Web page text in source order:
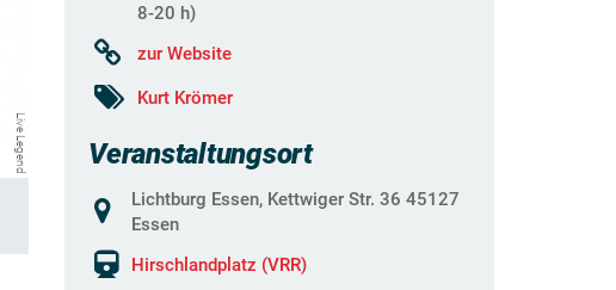
Live Legend
8-20 h)
zur Website
Kurt Krömer
Veranstaltungsort
Lichtburg Essen, Kettwiger Str. 36 45127
Essen
Hirschlandplatz (VRR)